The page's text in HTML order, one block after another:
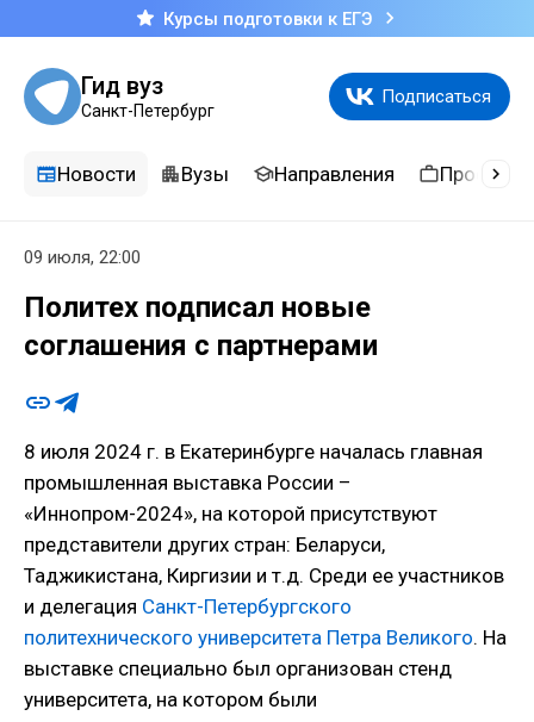
Курсы подготовки к ЕГЭ
Гид вуз
Санкт-Петербург
Подписаться
Новости Вузы Направления
09 июля, 22:00
Политех подписал новые
соглашения с партнерами
8 июля 2024 г. в Екатеринбурге началась главная
промышленная выставка России –
«Иннопром-2024», на которой присутствуют
представители других стран: Беларуси,
Таджикистана, Киргизии и т.д. Среди ее участников
и делегация Санкт-Петербургского
политехнического университета Петра Великого. На
выставке специально был организован стенд
университета, на котором были